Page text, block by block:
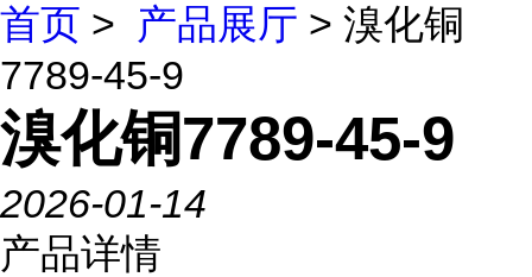
首页 > 产品展厅 > 溴化铜
7789-45-9
溴化铜7789-45-9
2026-01-14
产品详情